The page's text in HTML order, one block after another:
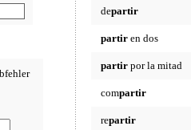
departir
partir en dos
partir por la mitad
compartir
repartir